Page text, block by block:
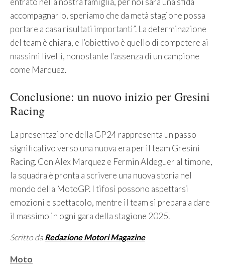
accompagnarlo, speriamo che da metà stagione possa
portare a casa risultati importanti”. La determinazione
del team è chiara, e l’obiettivo è quello di competere ai
massimi livelli, nonostante l’assenza di un campione
come Marquez.
Conclusione: un nuovo inizio per Gresini
Racing
La presentazione della GP24 rappresenta un passo
significativo verso una nuova era per il team Gresini
Racing. Con Alex Marquez e Fermin Aldeguer al timone,
la squadra è pronta a scrivere una nuova storia nel
mondo della MotoGP. I tifosi possono aspettarsi
emozioni e spettacolo, mentre il team si prepara a dare
il massimo in ogni gara della stagione 2025.
Scritto da Redazione Motori Magazine
Categorie
Moto